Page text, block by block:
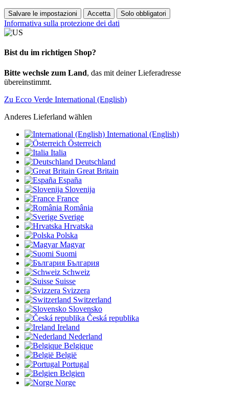
Salvare le impostazioni Accetta Solo obbligatori
Informativa sulla protezione dei dati
Bist du im richtigen Shop?
Bitte wechsle zum Land, das mit deiner Lieferadresse
übereinstimmt.
Zu Ecco Verde International (English)
Anderes Lieferland wählen
International (English)
Österreich
Italia
Deutschland
Great Britain
España
Slovenija
France
România
Sverige
Hrvatska
Polska
Magyar
Suomi
България
Schweiz
Suisse
Svizzera
Switzerland
Slovensko
Česká republika
Ireland
Nederland
Belgique
België
Portugal
Belgien
Norge